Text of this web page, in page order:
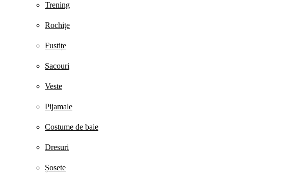
Trening
Rochițe
Fustițe
Sacouri
Veste
Pijamale
Costume de baie
Dresuri
Șosete